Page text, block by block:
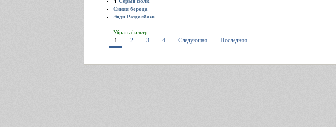
Синяя борода
Энди Раздолбаев
Убрать фильтр
1 2 3 4 Следующая Последняя